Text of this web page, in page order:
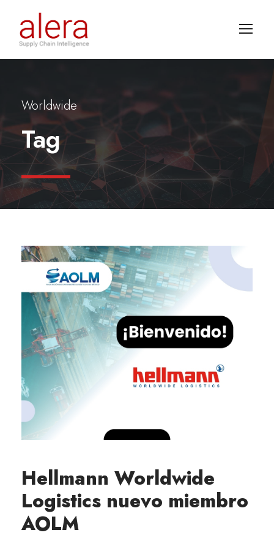
Worldwide
Tag
Hellmann Worldwide
Logistics nuevo miembro
AOLM